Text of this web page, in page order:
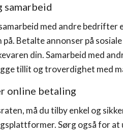
samarbeid
med andre
Betalte annonser på
din. Samarbeid med
tillit og troverdighet med
online betaling
må du tilby enkel og
Sørg også for